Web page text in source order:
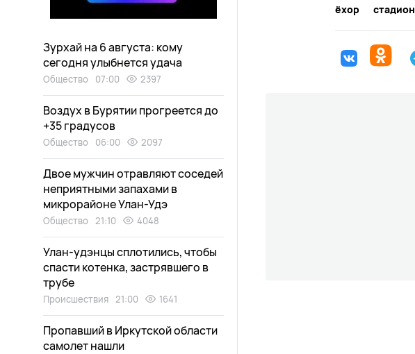
ёхор стадион
Зурхай на 6 августа: кому
сегодня улыбнется удача
Общество 07:00 2397
Воздух в Бурятии прогреется до
+35 градусов
Общество 06:00 2097
Двое мужчин отравляют соседей
неприятными запахами в
микрорайоне Улан-Удэ
Общество 21:10 4048
Улан-удэнцы сплотились, чтобы
спасти котенка, застрявшего в
трубе
Происшествия 21:00 1641
Пропавший в Иркутской области
самолет нашли